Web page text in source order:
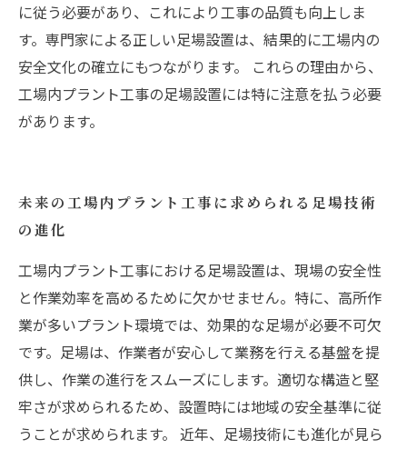
に従う必要があり、これにより工事の品質も向上しま
す。専門家による正しい足場設置は、結果的に工場内の
安全文化の確立にもつながります。 これらの理由から、
工場内プラント工事の足場設置には特に注意を払う必要
があります。
未来の工場内プラント工事に求められる足場技術
の進化
工場内プラント工事における足場設置は、現場の安全性
と作業効率を高めるために欠かせません。特に、高所作
業が多いプラント環境では、効果的な足場が必要不可欠
です。足場は、作業者が安心して業務を行える基盤を提
供し、作業の進行をスムーズにします。適切な構造と堅
牢さが求められるため、設置時には地域の安全基準に従
うことが求められます。 近年、足場技術にも進化が見ら